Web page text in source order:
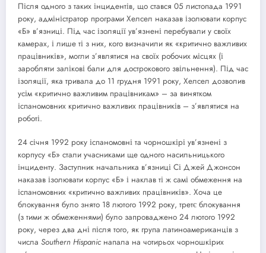
Після одного з таких інцидентів, що стався 05 листопада 1991
року, адміністратор програми Хелсел наказав ізолювати корпус
«Б» в’язниці. Під час ізоляції ув’язнені перебували у своїх
камерах, і лише ті з них, кого визначили як «критично важливих
працівників», могли з’являтися на своїх робочих місцях (і
заробляти залікові бали для дострокового звільнення). Під час
ізоляції, яка тривала до 11 грудня 1991 року, Хелсел дозволив
усім «критично важливим працівникам» – за винятком
іспаномовних критично важливих працівників – з’являтися на
роботі.
24 січня 1992 року іспаномовні та чорношкірі ув’язнені з
корпусу «Б» стали учасниками ще одного насильницького
інциденту. Заступник начальника в’язниці Сі Джей Джонсон
наказав ізолювати корпус «Б» і наклав ті ж самі обмеження на
іспаномовних «критично важливих працівників». Хоча це
блокування було знято 18 лютого 1992 року, третє блокування
(з тими ж обмеженнями) було запроваджено 24 лютого 1992
року, через два дні після того, як група латиноамериканців з
числа Southern Hispanic напала на чотирьох чорношкірих